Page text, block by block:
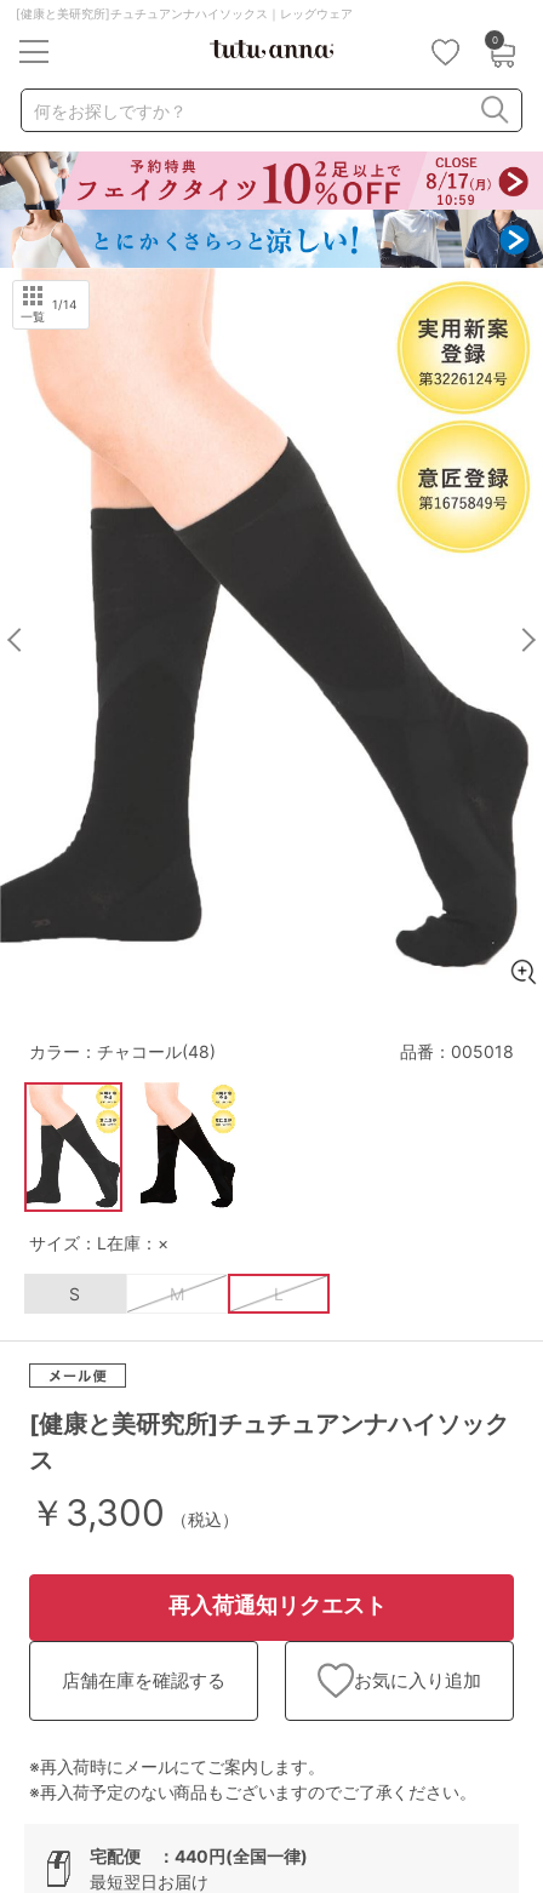
[健康と美研究所]チュチュアンナハイソックス｜レッグウェア
0
何をお探しですか？
ナイトブラ ノンワイヤー 特盛ブラ
チューブトップ
折り畳み
パジャマ ストッキング
キャミソール
ルームウェア
育乳ブラ
カテゴリから探す
ルームウェア ライフスタイル
メンズ キッズ
マタニティ ギフトラッピング
SALE
サイズからブラを探す
A70
B65 B75
C75
D65 D70 D75
F65 F70 F75
G65 G70 G75
H70
SS
L LL
S-AB S-CD
M-AB M-CD
L-AB L-CD L-EF
LL-EF
サイズの表示を閉じる
～999円
2,000～2,999円
4,000円～
セールアイテムから探す
セールアイテム
その他から探す
お気に入り
高評価レビューアイテム
一覧
1/14
品番： 005018
[健康と美研究所]チュチュアンナハイソック
ス
￥3,300 （税込）
カラー：チャコール(48)
サイズ：L 在庫：×
S M L
再入荷通知リクエスト
店舗在庫を確認する お気に入り追加
※再入荷時にメールにてご案内します。
※再入荷予定のない商品もございますのでご了承ください。
宅配便 ：440円(全国一律)
最短翌日お届け